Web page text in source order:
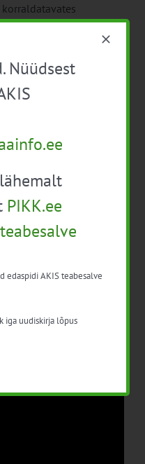
tulemuste põhjal on
poolt volitatud
eelpool
Aafrika katku
toimunud
on jälgitav
poolt 9. mail 2025
Nüüdsest
PIKK.ee
edaspidi AKIS teabesalve
iga uudiskirja lõpus